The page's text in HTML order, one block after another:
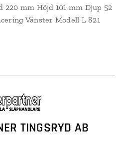
mm Höjd 101 mm Djup 52
Vänster Modell L 821
TINGSRYD AB